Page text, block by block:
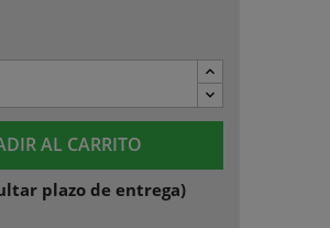
AL CARRITO
plazo de entrega)